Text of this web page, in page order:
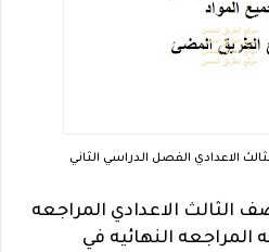
الاعدادي الفصل الدراسي الثاني
الاعدادي المراجعه
المراجعه النهائيه في